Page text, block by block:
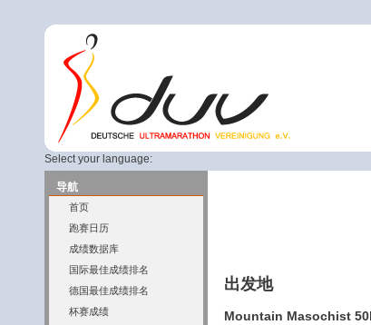
Select your language:
导航
首页
跑赛日历
成绩数据库
国际最佳成绩排名
德国最佳成绩排名
杯赛成绩
出发地
Mountain Masochist